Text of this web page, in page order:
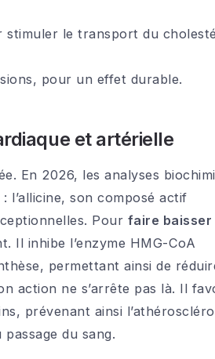
stimuler le transport du
pour un effet durable.
et artérielle
En 2026, les analyses
l’allicine, son composé actif
Pour faire baisser
Il inhibe l’enzyme HMG-CoA
permettant ainsi de
action ne s’arrête pas là. Il
prévenant ainsi
du sang.